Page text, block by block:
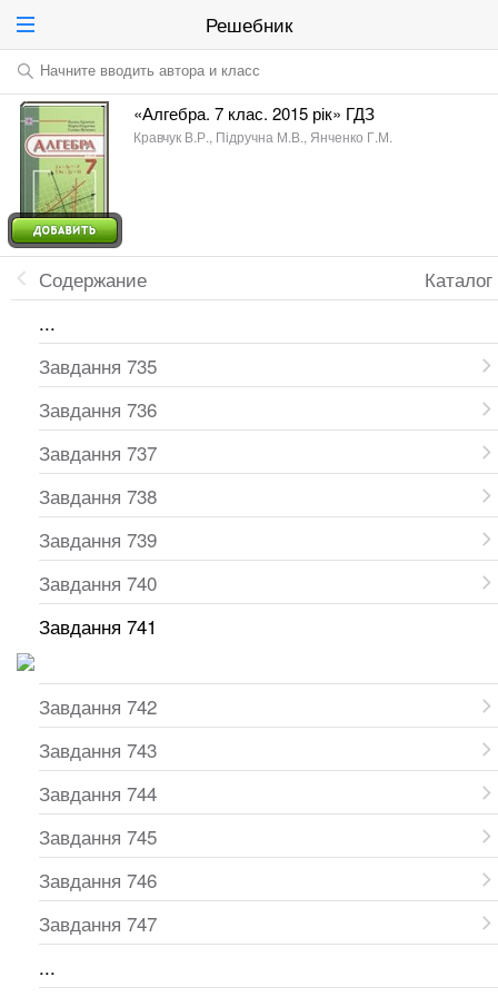
Решебник
Начните вводить автора и класс
«Алгебра. 7 клас. 2015 рік» ГДЗ
Кравчук В.Р., Підручна М.В., Янченко Г.М.
Каталог
Содержание
...
Завдання 735
Завдання 736
Завдання 737
Завдання 738
Завдання 739
Завдання 740
Завдання 741
Завдання 742
Завдання 743
Завдання 744
Завдання 745
Завдання 746
Завдання 747
...